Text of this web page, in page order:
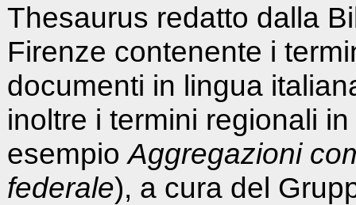
Thesaurus redatto dalla
Firenze contenente i
documenti in lingua
inoltre i termini regionali
esempioAggregazioni
federale), a cura del